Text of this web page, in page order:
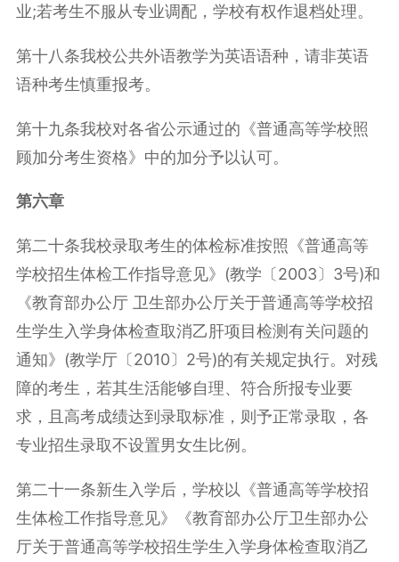
业;若考生不服从专业调配，学校有权作退档处理。
第十八条我校公共外语教学为英语语种，请非英语
语种考生慎重报考。
第十九条我校对各省公示通过的《普通高等学校照
顾加分考生资格》中的加分予以认可。
第六章
第二十条我校录取考生的体检标准按照《普通高等
学校招生体检工作指导意见》(教学〔2003〕3号)和
《教育部办公厅 卫生部办公厅关于普通高等学校招
生学生入学身体检查取消乙肝项目检测有关问题的
通知》(教学厅〔2010〕2号)的有关规定执行。对残
障的考生，若其生活能够自理、符合所报专业要
求，且高考成绩达到录取标准，则予正常录取，各
专业招生录取不设置男女生比例。
第二十一条新生入学后，学校以《普通高等学校招
生体检工作指导意见》《教育部办公厅卫生部办公
厅关于普通高等学校招生学生入学身体检查取消乙